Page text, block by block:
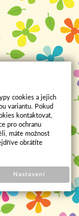
cookies a jejich
variantu. Pokud
kontaktovat,
pro ochranu
máte možnost
obrátíte
Nastavení